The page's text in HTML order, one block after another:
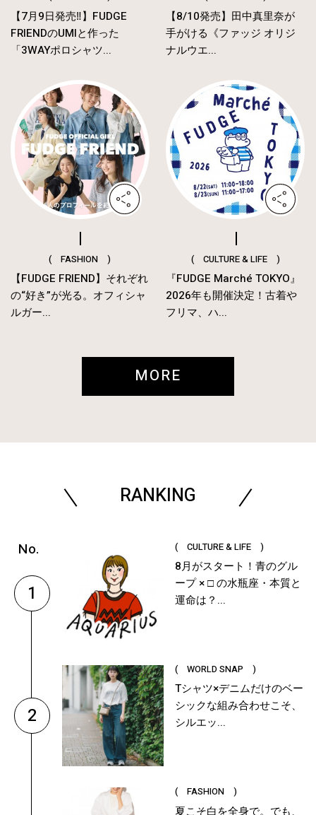
【7月9日発売‼︎】FUDGE
FRIENDのUMIと作った
「3WAYポロシャツ...
【8/10発売】田中真里奈が
手がける《ファッジ オリジ
ナルウエ...
( FASHION )
【FUDGE FRIEND】それぞれ
の“好き”が光る。オフィシャ
ルガー...
( CULTURE & LIFE )
『FUDGE Marché TOKYO』
2026年も開催決定！古着や
フリマ、ハ...
MORE
RANKING
1
( CULTURE & LIFE )
8月がスタート！青のグル
ープ × □ の水瓶座・本質と
運命は？...
2
( WORLD SNAP )
Tシャツ×デニムだけのベー
シックな組み合わせこそ、
シルエッ...
( FASHION )
夏こそ白を全身で。でも、